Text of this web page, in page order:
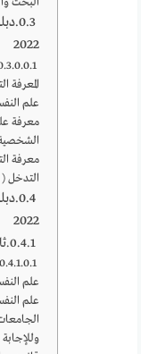
2022
المعرفة
علم
معرفة
معرفة
التدخل (
2022
علم
علم